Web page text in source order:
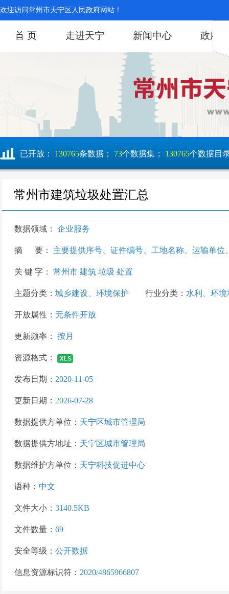
欢迎访问常州市天宁区人民政府网站！
首 页 走进天宁 新闻中心 政府
已开放： 130765条数据； 73个数据集； 130765个数据目
常州市建筑垃圾处置汇总
数据领域： 企业服务
摘 要： 主要提供序号、证件编号、工地名称、运输单位
关 键 字： 常州市 建筑 垃圾 处置
主题分类： 城乡建设、环境保护 行业分类： 水利、环
开放属性： 无条件开放
更新频率： 按月
资源格式：
发布日期： 2020-11-05
更新日期： 2026-07-28
数据提供方单位： 天宁区城市管理局
数据提供方地址： 天宁区城市管理局
数据维护方单位： 天宁科技促进中心
语种： 中文
文件大小： 3140.5KB
文件数量： 69
安全等级： 公开数据
信息资源标识符： 2020/4865966807